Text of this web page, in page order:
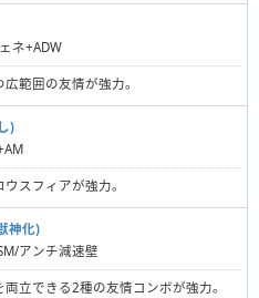
ネ+ADW
範囲の友情が強力。
)
スフィアが強力。
神化)
アンチ減速壁
立できる2種の友情コンボが強力。